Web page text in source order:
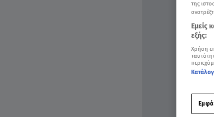
της
Εμείς
εξής:
Χρήση